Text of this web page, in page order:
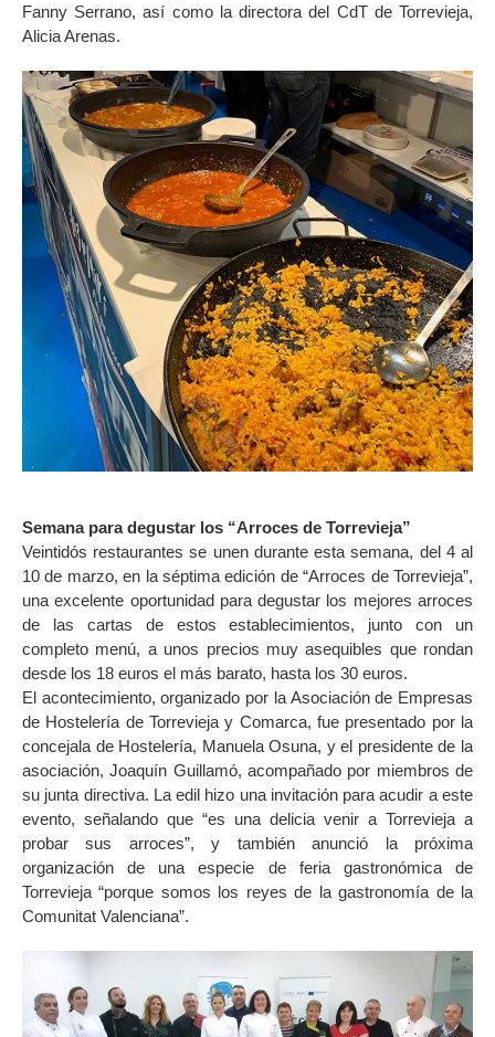
Fanny Serrano, así como la directora del CdT de Torrevieja,
Alicia Arenas.
Semana para degustar los “Arroces de Torrevieja”
Veintidós restaurantes se unen durante esta semana, del 4 al
10 de marzo, en la séptima edición de “Arroces de Torrevieja”,
una excelente oportunidad para degustar los mejores arroces
de las cartas de estos establecimientos, junto con un
completo menú, a unos precios muy asequibles que rondan
desde los 18 euros el más barato, hasta los 30 euros.
El acontecimiento, organizado por la Asociación de Empresas
de Hostelería de Torrevieja y Comarca, fue presentado por la
concejala de Hostelería, Manuela Osuna, y el presidente de la
asociación, Joaquín Guillamó, acompañado por miembros de
su junta directiva. La edil hizo una invitación para acudir a este
evento, señalando que “es una delicia venir a Torrevieja a
probar sus arroces”, y también anunció la próxima
organización de una especie de feria gastronómica de
Torrevieja “porque somos los reyes de la gastronomía de la
Comunitat Valenciana”.